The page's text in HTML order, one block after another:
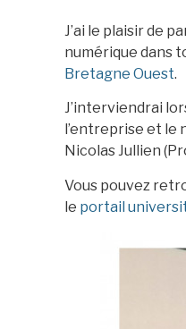
J’ai le plaisir de
numérique dans
Bretagne Ouest.
J’interviendrai
l’entreprise et le
Nicolas Jullien
Vous pouvez
le portail